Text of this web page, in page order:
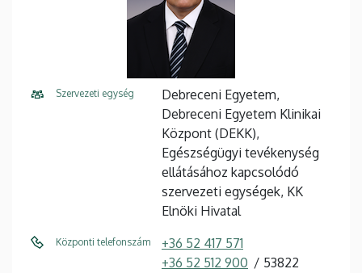
Szervezeti egység
Debreceni Egyetem,
Debreceni Egyetem Klinikai
Központ (DEKK),
Egészségügyi tevékenység
ellátásához kapcsolódó
szervezeti egységek, KK
Elnöki Hivatal
Központi telefonszám
+36 52 417 571
+36 52 512 900
53822